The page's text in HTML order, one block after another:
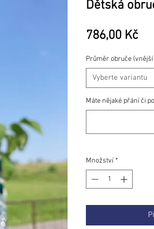
Dětská
786,00 Kč
Průměr obruče
Vyberte variantu
Máte nějaké přání či
Množství *